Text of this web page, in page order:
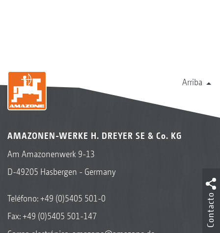
Arriba
AMAZONEN-WERKE H. DREYER SE & Co. KG
Am Amazonenwerk 9-13
D-49205 Hasbergen - Germany
Teléfono:+49 (0)5405 501-0
Fax: +49 (0)5405 501-147
Contacto